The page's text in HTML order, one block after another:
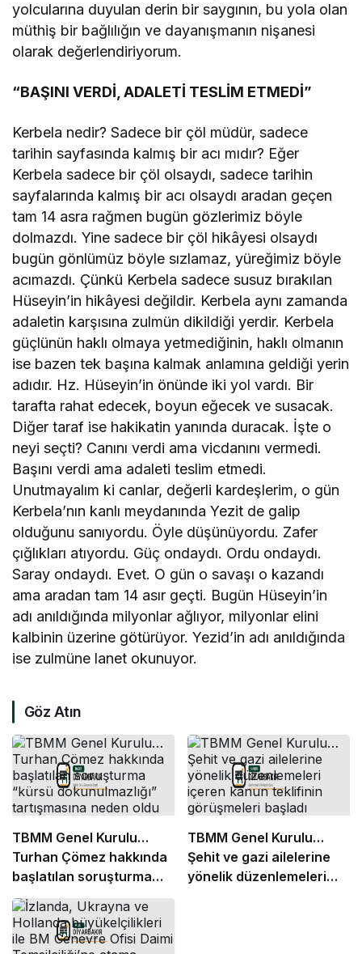
yolcularına duyulan derin bir saygının, bu yola olan
müthiş bir bağlılığın ve dayanışmanın nişanesi
olarak değerlendiriyorum.
“BAŞINI VERDİ, ADALETİ TESLİM ETMEDİ”
Kerbela nedir? Sadece bir çöl müdür, sadece
tarihin sayfasında kalmış bir acı mıdır? Eğer
Kerbela sadece bir çöl olsaydı, sadece tarihin
sayfalarında kalmış bir acı olsaydı aradan geçen
tam 14 asra rağmen bugün gözlerimiz böyle
dolmazdı. Yine sadece bir çöl hikâyesi olsaydı
bugün gönlümüz böyle sızlamaz, yüreğimiz böyle
acımazdı. Çünkü Kerbela sadece susuz bırakılan
Hüseyin’in hikâyesi değildir. Kerbela aynı zamanda
adaletin karşısına zulmün dikildiği yerdir. Kerbela
güçlünün haklı olmaya yetmediğinin, haklı olmanın
ise bazen tek başına kalmak anlamına geldiği yerin
adıdır. Hz. Hüseyin’in önünde iki yol vardı. Bir
tarafta rahat edecek, boyun eğecek ve susacak.
Diğer taraf ise hakikatin yanında duracak. İşte o
neyi seçti? Canını verdi ama vicdanını vermedi.
Başını verdi ama adaleti teslim etmedi.
Unutmayalım ki canlar, değerli kardeşlerim, o gün
Kerbela’nın kanlı meydanında Yezit de galip
olduğunu sanıyordu. Öyle düşünüyordu. Zafer
çığlıkları atıyordu. Güç ondaydı. Ordu ondaydı.
Saray ondaydı. Evet. O gün o savaşı o kazandı
ama aradan tam 14 asır geçti. Bugün Hüseyin’in
adı anıldığında milyonlar ağlıyor, milyonlar elini
kalbinin üzerine götürüyor. Yezid’in adı anıldığında
ise zulmüne lanet okunuyor.
Göz Atın
TBMM Genel Kurulu…
Turhan Çömez hakkında
başlatılan soruşturma
“kürsü dokunulmazlığı”
tartışmasına neden oldu
TBMM Genel Kurulu…
Şehit ve gazi ailelerine
yönelik düzenlemeleri